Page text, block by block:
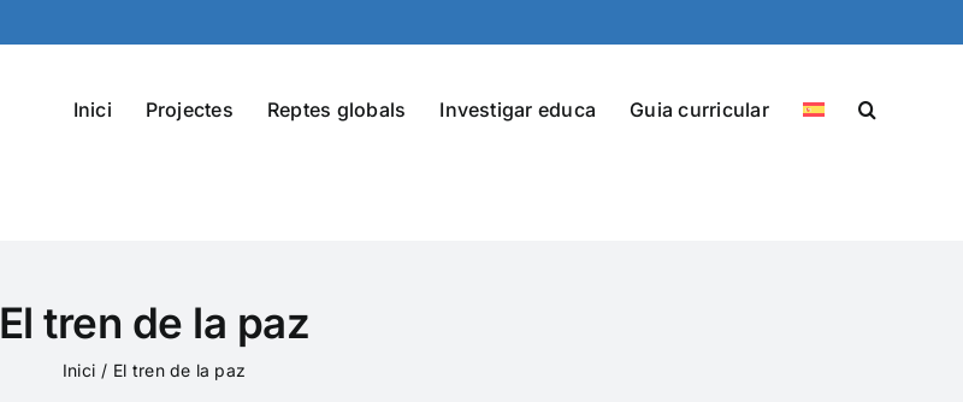
Inici Projectes Reptes globals Investigar educa Guia curricular
El tren de la paz
Inici El tren de la paz